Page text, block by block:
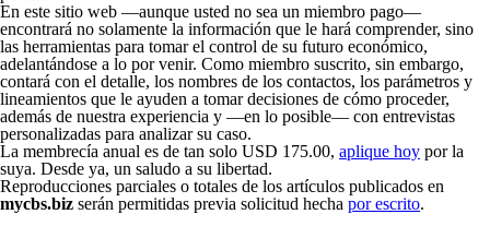
En este sitio web —aunque usted no sea un miembro pago—
encontrará no solamente la información que le hará comprender, sino
las herramientas para tomar el control de su futuro económico,
adelantándose a lo por venir. Como miembro suscrito, sin embargo,
contará con el detalle, los nombres de los contactos, los parámetros y
lineamientos que le ayuden a tomar decisiones de cómo proceder,
además de nuestra experiencia y —en lo posible— con entrevistas
personalizadas para analizar su caso.
La membrecía anual es de tan solo USD 175.00, aplique hoy por la
suya. Desde ya, un saludo a su libertad.
Reproducciones parciales o totales de los artículos publicados en
mycbs.biz serán permitidas previa solicitud hecha por escrito.